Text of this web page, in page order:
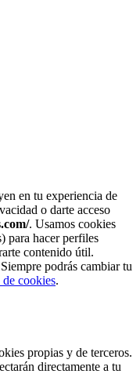
en tu experiencia de
o darte acceso
. Usamos cookies
para hacer perfiles
contenido útil.
podrás cambiar tu
cookies.
propias y de terceros.
directamente a tu